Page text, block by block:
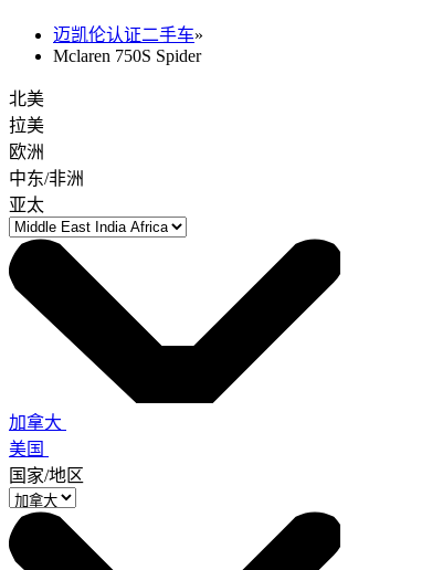
迈凯伦认证二手车»
Mclaren 750S Spider
北美
拉美
欧洲
中东/非洲
亚太
加拿大
美国
国家/地区